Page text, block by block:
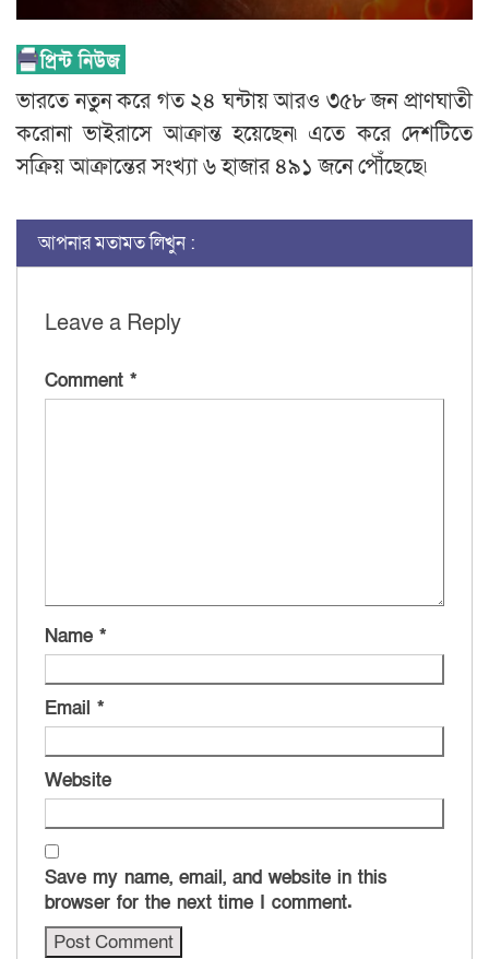
ভারতে নতুন করে গত ২৪ ঘন্টায় আরও ৩৫৮ জন প্রাণঘাতী
করোনা ভাইরাসে আক্রান্ত হয়েছেন৷ এতে করে দেশটিতে
সক্রিয় আক্রান্তের সংখ্যা ৬ হাজার ৪৯১ জনে পৌঁছেছে৷
আপনার মতামত লিখুন :
Leave a Reply
Comment *
Name *
Email *
Website
Save my name, email, and website in this
browser for the next time I comment.